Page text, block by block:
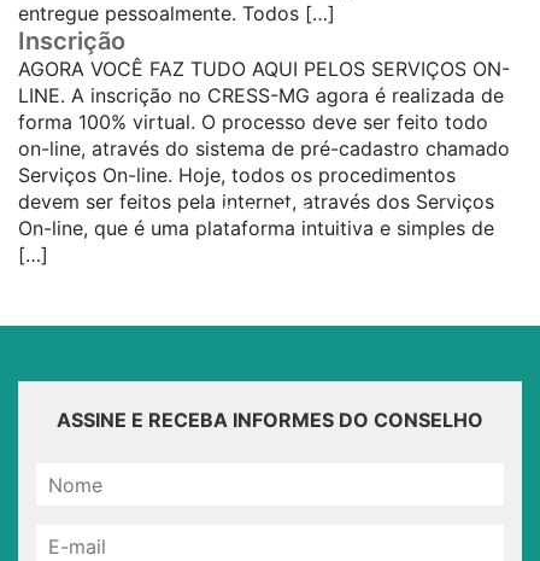
entregue pessoalmente. Todos […]
Inscrição
AGORA VOCÊ FAZ TUDO AQUI PELOS SERVIÇOS ON-
LINE. A inscrição no CRESS-MG agora é realizada de
forma 100% virtual. O processo deve ser feito todo
on-line, através do sistema de pré-cadastro chamado
Serviços On-line. Hoje, todos os procedimentos
devem ser feitos pela internet, através dos Serviços
On-line, que é uma plataforma intuitiva e simples de
[…]
SAIBA MAIS...
ASSINE E RECEBA INFORMES DO CONSELHO